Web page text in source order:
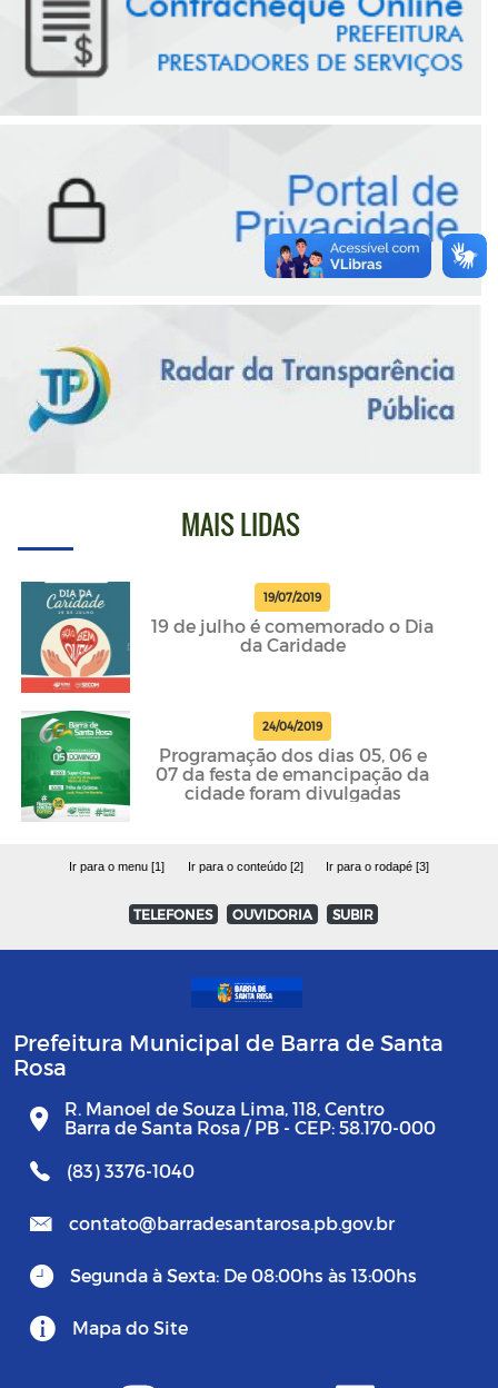
MAIS LIDAS
19/07/2019
19 de julho é comemorado o Dia
da Caridade
24/04/2019
Programação dos dias 05, 06 e
07 da festa de emancipação da
cidade foram divulgadas
Ir para o menu [1] Ir para o conteúdo [2] Ir para o rodapé [3]
TELEFONES OUVIDORIA SUBIR
Prefeitura Municipal de Barra de Santa
Rosa
R. Manoel de Souza Lima, 118, Centro
Barra de Santa Rosa / PB - CEP: 58.170-000
(83) 3376-1040
contato@barradesantarosa.pb.gov.br
Segunda à Sexta: De 08:00hs às 13:00hs
Mapa do Site